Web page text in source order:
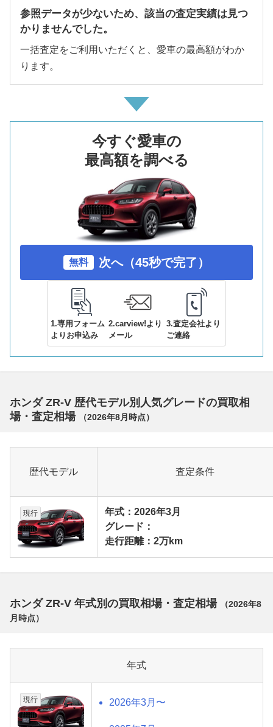
参照データが少ないため、該当の査定実績は見つ
かりませんでした。
一括査定をご利用いただくと、愛車の最高額がわか
ります。
今すぐ愛車の
最高額を調べる
無料 次へ（45秒で完了）
1.専用フォーム
よりお申込み
2.carview!より
メール
3.査定会社より
ご連絡
ホンダ ZR-V 歴代モデル別人気グレードの買取相
場・査定相場
（2026年8月 時点）
歴代モデル 査定条件
現行
年式：2026年3月
グレード：
走行距離：2万km
ホンダ ZR-V 年式別の買取相場・査定相場 （2026年8
月 時点）
年式
現行 2026年3月〜